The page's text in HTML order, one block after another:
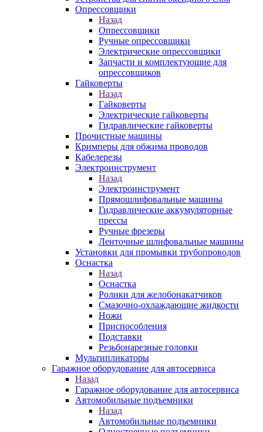
Опрессовщики
Назад
Опрессовщики
Ручные опрессовщики
Электрические опрессовщики
Запчасти и комплектующие для
опрессовщиков
Гайковерты
Назад
Гайковерты
Электрические гайковерты
Гидравлические гайковерты
Прочистные машины
Кримперы для обжима проводов
Кабелерезы
Электроинструмент
Назад
Электроинструмент
Прямошлифовальные машины
Гидравлические аккумуляторные
прессы
Ручные фрезеры
Ленточные шлифовальные машины
Установки для промывки трубопроводов
Оснастка
Назад
Оснастка
Ролики для желобонакатчиков
Смазочно-охлаждающие жидкости
Ножи
Приспособления
Подставки
Резьбонарезные головки
Мультипликаторы
Гаражное оборудование для автосервиса
Назад
Гаражное оборудование для автосервиса
Автомобильные подъемники
Назад
Автомобильные подъемники